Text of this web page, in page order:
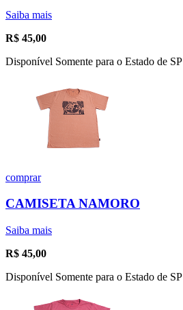
Saiba mais
R$ 45,00
Disponível Somente para o Estado de SP
comprar
CAMISETA NAMORO
Saiba mais
R$ 45,00
Disponível Somente para o Estado de SP